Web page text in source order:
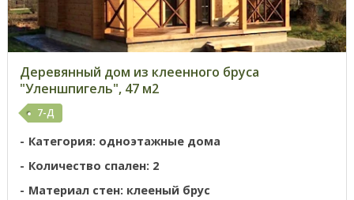
Деревянный дом из клеенного бруса
"Уленшпигель", 47 м2
7-Д
Категория: одноэтажные дома
Количество спален: 2
Материал стен: клееный брус